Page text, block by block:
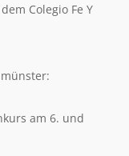
Colegio Fe Y
am 6. und